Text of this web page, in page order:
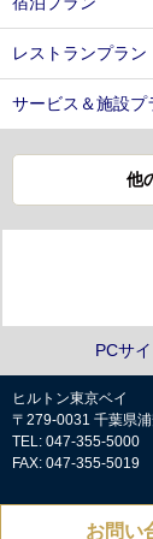
レストランプラン
サービス＆施設プ
他
PCサイ
ヒルトン東京ベイ
〒279-0031 千葉県
TEL: 047-355-5000
FAX: 047-355-5019
お問い